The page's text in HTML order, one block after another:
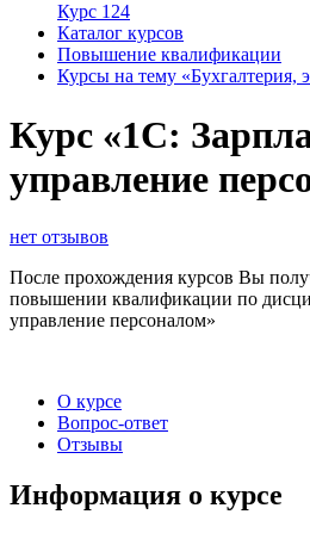
Курс 124
Каталог курсов
Повышение квалификации
Курсы на тему
Курс «1С:
управление
нет отзывов
После прохождения курсов Вы
повышении квалификации по
управление персоналом»
О курсе
Вопрос-ответ
Отзывы
Информация о курсе